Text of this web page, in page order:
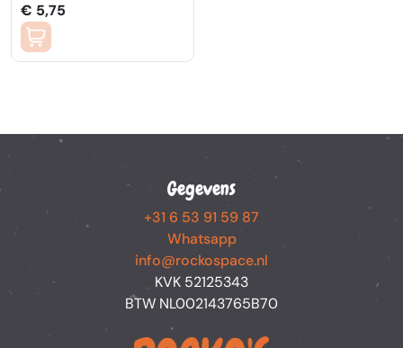
€ 5,75
Gegevens
+31 6 53 91 59 87
Whatsapp
info@rockospace.nl
KVK 52125343
BTW NL002143765B70